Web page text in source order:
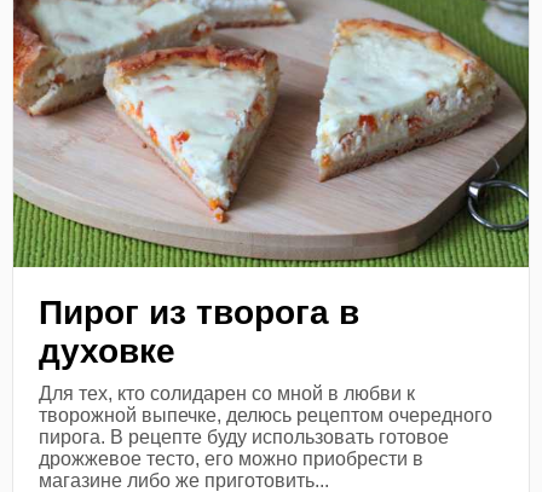
Пирог из творога в
духовке
Для тех, кто солидарен со мной в любви к
творожной выпечке, делюсь рецептом очередного
пирога. В рецепте буду использовать готовое
дрожжевое тесто, его можно приобрести в
магазине либо же приготовить...